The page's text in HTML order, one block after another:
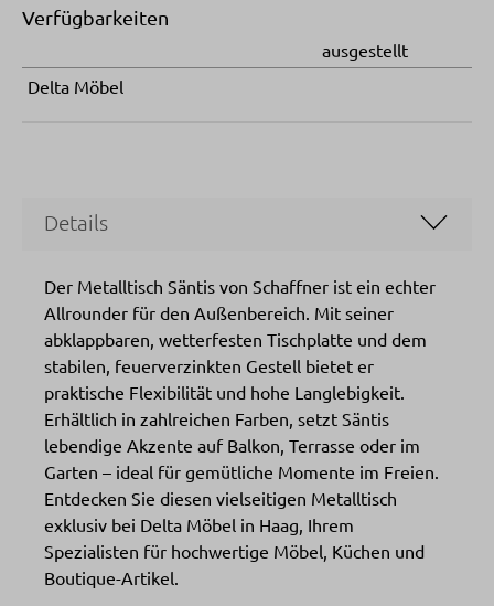
Verfügbarkeiten
ausgestellt
Delta Möbel
Details
Der Metalltisch Säntis von Schaffner ist ein echter
Allrounder für den Außenbereich. Mit seiner
abklappbaren, wetterfesten Tischplatte und dem
stabilen, feuerverzinkten Gestell bietet er
praktische Flexibilität und hohe Langlebigkeit.
Erhältlich in zahlreichen Farben, setzt Säntis
lebendige Akzente auf Balkon, Terrasse oder im
Garten – ideal für gemütliche Momente im Freien.
Entdecken Sie diesen vielseitigen Metalltisch
exklusiv bei Delta Möbel in Haag, Ihrem
Spezialisten für hochwertige Möbel, Küchen und
Boutique-Artikel.